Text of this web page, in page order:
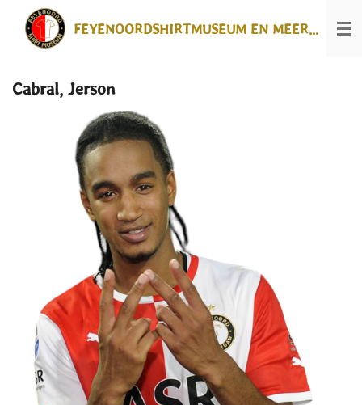
direct
FEYENOORDSHIRTMUSEUM EN MEER...
Cabral, Jerson